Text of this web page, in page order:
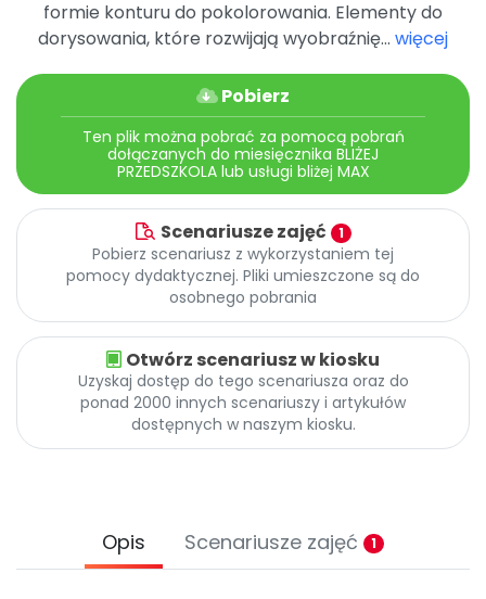
Archiwalne numery
Promocje
formie konturu do pokolorowania. Elementy do
dorysowania, które rozwijają wyobraźnię... więcej
Pobierz
Ten plik można pobrać za pomocą pobrań
dołączanych do miesięcznika BLIŻEJ
PRZEDSZKOLA lub usługi bliżej MAX
Scenariusze zajęć 1
Pobierz scenariusz z wykorzystaniem tej
pomocy dydaktycznej. Pliki umieszczone są do
osobnego pobrania
Otwórz scenariusz w kiosku
Uzyskaj dostęp do tego scenariusza oraz do
ponad 2000 innych scenariuszy i artykułów
dostępnych w naszym kiosku.
Opis Scenariusze zajęć 1